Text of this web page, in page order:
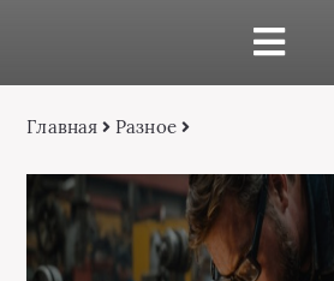
Главная Разное